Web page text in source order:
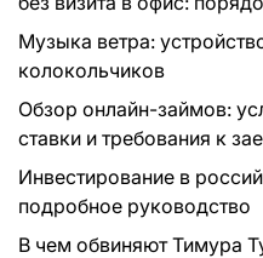
Музыка ветра:
колокольчиков
Обзор онлайн-займов:
ставки и требования к
Инвестирование в
подробное руководство
В чем обвиняют Тимура